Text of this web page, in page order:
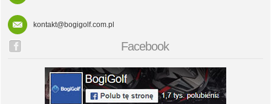
kontakt@bogigolf.com.pl
Facebook